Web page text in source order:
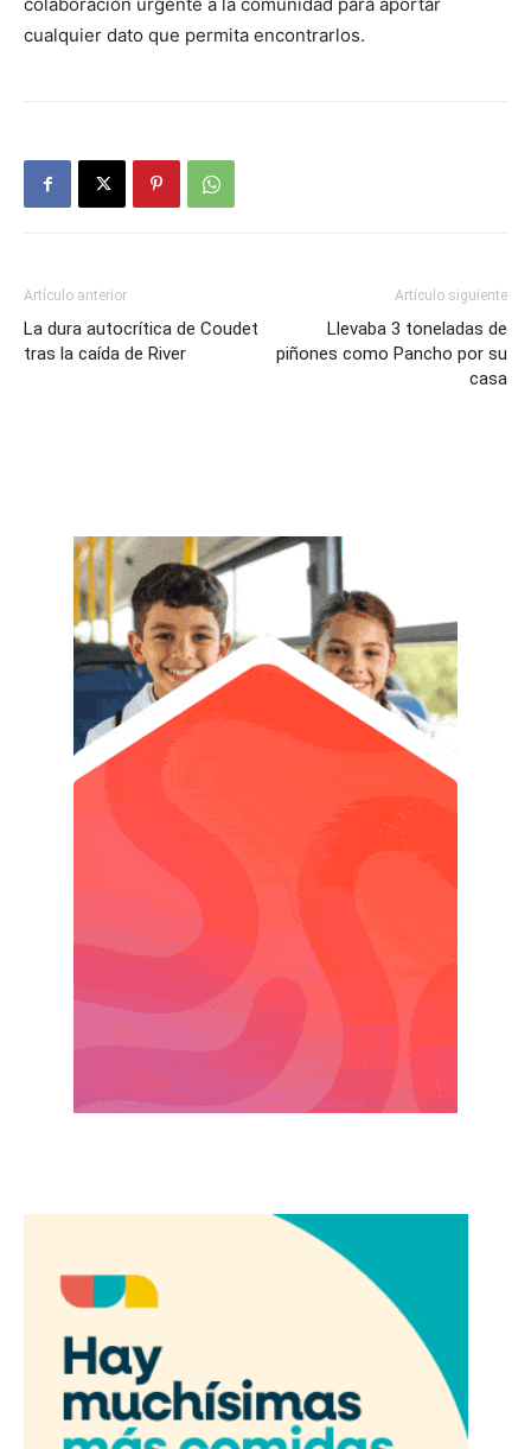
cualquier dato que permita encontrarlos.
Artículo anterior
La dura autocrítica de Coudet
tras la caída de River
Artículo siguiente
Llevaba 3 toneladas de
piñones como Pancho por su
casa